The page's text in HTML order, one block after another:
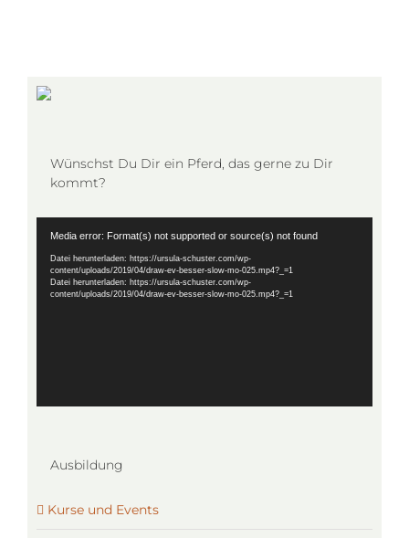
Wünschst Du Dir ein Pferd, das gerne zu Dir
kommt?
Media error: Format(s) not supported or source(s) not found
Datei herunterladen: https://ursula-schuster.com/wp-
content/uploads/2019/04/draw-ev-besser-slow-mo-025.mp4?_=1
Datei herunterladen: https://ursula-schuster.com/wp-
content/uploads/2019/04/draw-ev-besser-slow-mo-025.mp4?_=1
Ausbildung
Kurse und Events